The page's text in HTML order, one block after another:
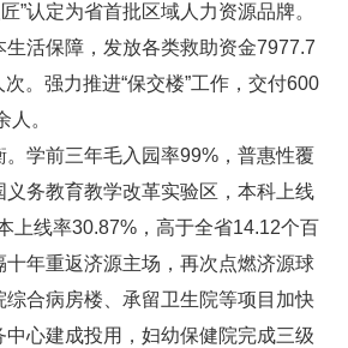
”认定为省首批区域人力资源品牌。
活保障，发放各类救助资金7977.7
。强力推进“保交楼”工作，交付600
。
。学前三年毛入园率99%，普惠性覆
义务教育教学改革实验区，本科上线
上线率30.87%，高于全省14.12个百
十年重返济源主场，再次点燃济源球
综合病房楼、承留卫生院等项目加快
心建成投用，妇幼保健院完成三级